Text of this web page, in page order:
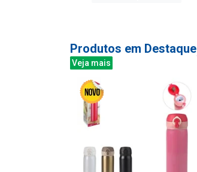
Produtos em Destaque
Veja mais